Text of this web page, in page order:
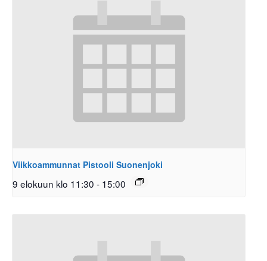
Viikkoammunnat Pistooli Suonenjoki
9 elokuun klo 11:30 - 15:00